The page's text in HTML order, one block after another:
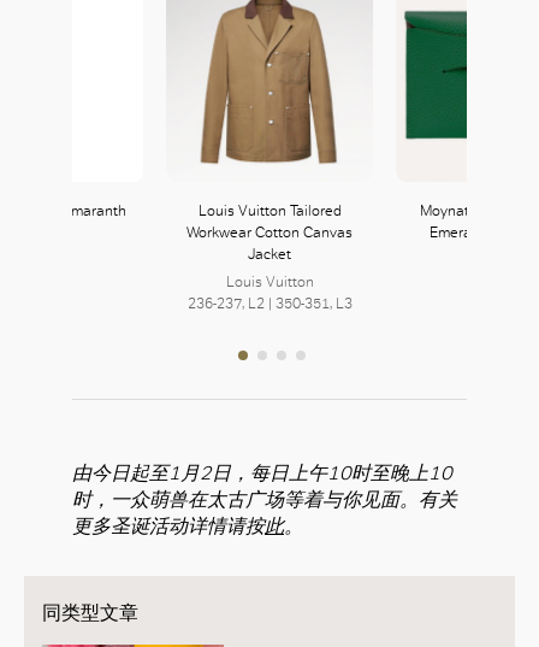
Tie in Amaranth
Louis Vuitton Tailored
Workwear Cotton Canvas
Jacket
Louis Vuitton
236-237, L2 | 350-351, L3
Moynat
Emeraude
由今日起至1月2日，每日上午10时至晚上10
时，一众萌兽在太古广场等着与你见面。有关
更多圣诞活动详情请按此。
同类型文章